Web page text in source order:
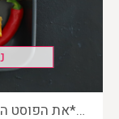
…*את הפוסט